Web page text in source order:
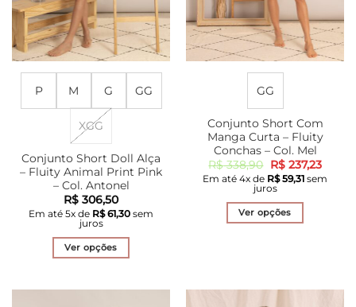
P M G GG
XGG
Conjunto Short Doll Alça
– Fluity Animal Print Pink
– Col. Antonel
R$ 306,50
Em até 5x de R$61,30 sem
juros
Ver opções
GG
Conjunto Short Com
Manga Curta – Fluity
Conchas – Col. Mel
R$338,90 O
preço
original
era:
R$ 338,90.
R$237,23O
preço
atual
Em até 4x de R$59,31 sem
juros
Ver opções